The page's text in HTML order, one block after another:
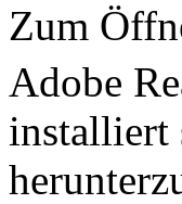
Zum
Adobe
installiert